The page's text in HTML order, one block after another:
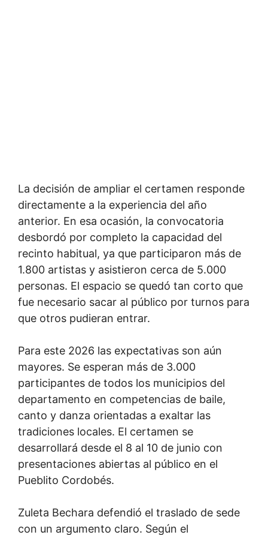
La decisión de ampliar el certamen responde
directamente a la experiencia del año
anterior. En esa ocasión, la convocatoria
desbordó por completo la capacidad del
recinto habitual, ya que participaron más de
1.800 artistas y asistieron cerca de 5.000
personas. El espacio se quedó tan corto que
fue necesario sacar al público por turnos para
que otros pudieran entrar.
Para este 2026 las expectativas son aún
mayores. Se esperan más de 3.000
participantes de todos los municipios del
departamento en competencias de baile,
canto y danza orientadas a exaltar las
tradiciones locales. El certamen se
desarrollará desde el 8 al 10 de junio con
presentaciones abiertas al público en el
Pueblito Cordobés.
Zuleta Bechara defendió el traslado de sede
con un argumento claro. Según el